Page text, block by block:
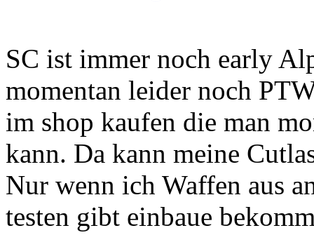
SC ist immer noch early
momentan leider noch
im shop kaufen die man
kann. Da kann meine
Nur wenn ich Waffen aus
testen gibt einbaue